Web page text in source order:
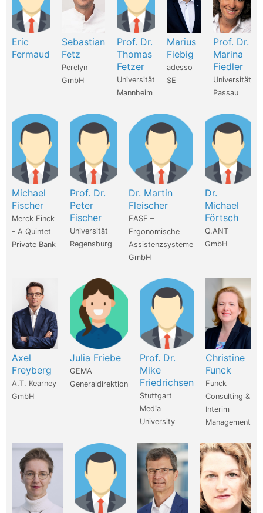
Eric
Fermaud
Sebastian
Fetz
Perelyn
GmbH
Prof. Dr.
Thomas
Fetzer
Universität
Mannheim
Marius
Fiebig
adesso
SE
Prof. Dr.
Marina
Fiedler
Universität
Passau
Michael
Fischer
Merck Finck
- A Quintet
Private Bank
Prof. Dr.
Peter
Fischer
Universität
Regensburg
Dr. Martin
Fleischer
EASE –
Ergonomische
Assistenzsysteme
GmbH
Dr.
Michael
Förtsch
Q.ANT
GmbH
Axel
Freyberg
A.T. Kearney
GmbH
Julia Friebe
GEMA
Generaldirektion
Prof. Dr.
Mike
Friedrichsen
Stuttgart
Media
University
Christine
Funck
Funck
Consulting &
Interim
Management